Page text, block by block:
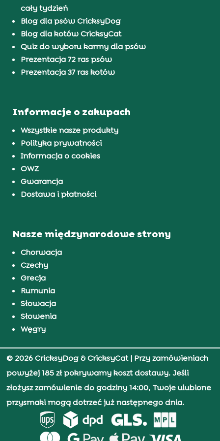
cały tydzień
Blog dla psów CricksyDog
Blog dla kotów CricksyCat
Quiz do wyboru karmy dla psów
Prezentacja 72 ras psów
Prezentacja 37 ras kotów
Informacje o zakupach
Wszystkie nasze produkty
Polityka prywatności
Informacja o cookies
OWZ
Gwarancja
Dostawa i płatności
Nasze międzynarodowe strony
Chorwacja
Czechy
Grecja
Rumunia
Słowacja
Słowenia
Węgry
© 2026 CricksyDog & CricksyCat| Przy zamówieniach
powyżej 185 zł pokrywamy koszt dostawy. Jeśli
złożysz zamówienie do godziny 14:00, Twoje ulubione
przysmaki mogą dotrzeć już następnego dnia.